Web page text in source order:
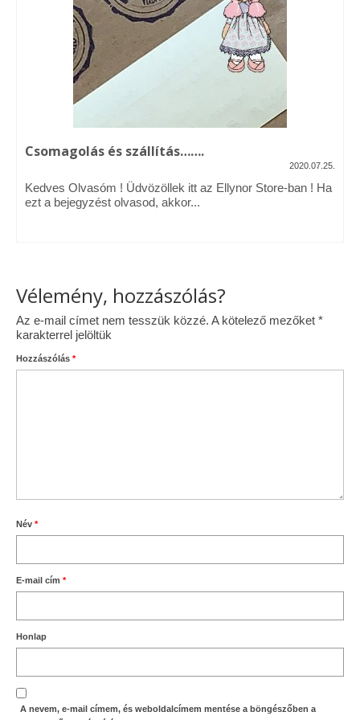
Vásárok, ahol velem is találkozhattál…
Alapanyagok, kellékek
A termékek tisztítása
Ellynor története
Adatkezelési tájékoztató
Általános Szerződési Feltételek
Csomagolás és szállítás…….
2020.07.25.
Kedves Olvasóm ! Üdvözöllek itt az Ellynor Store-ban ! Ha
ezt a bejegyzést olvasod, akkor...
Vélemény, hozzászólás?
Az e-mail címet nem tesszük közzé. A kötelező mezőket *
karakterrel jelöltük
Hozzászólás *
Név *
E-mail cím *
Honlap
A nevem, e-mail címem, és weboldalcímem mentése a böngészőben a